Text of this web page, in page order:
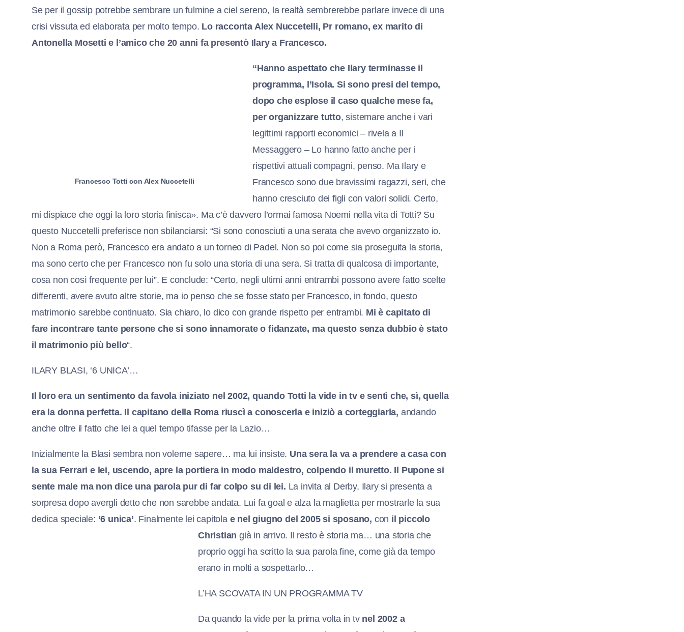
Se per il gossip potrebbe sembrare un fulmine a ciel sereno, la realtà sembrerebbe parlare invece di una
crisi vissuta ed elaborata per molto tempo. Lo racconta Alex Nuccetelli, Pr romano, ex marito di
Antonella Mosetti e l’amico che 20 anni fa presentò Ilary a Francesco.
Francesco Totti con Alex Nuccetelli
“Hanno aspettato che Ilary terminasse il
programma, l’Isola. Si sono presi del tempo,
dopo che esplose il caso qualche mese fa,
per organizzare tutto, sistemare anche i vari
legittimi rapporti economici – rivela a Il
Messaggero – Lo hanno fatto anche per i
rispettivi attuali compagni, penso. Ma Ilary e
Francesco sono due bravissimi ragazzi, seri, che
hanno cresciuto dei figli con valori solidi. Certo,
mi dispiace che oggi la loro storia finisca». Ma c’è davvero l’ormai famosa Noemi nella vita di Totti? Su
questo Nuccetelli preferisce non sbilanciarsi: “Si sono conosciuti a una serata che avevo organizzato io.
Non a Roma però, Francesco era andato a un torneo di Padel. Non so poi come sia proseguita la storia,
ma sono certo che per Francesco non fu solo una storia di una sera. Si tratta di qualcosa di importante,
cosa non così frequente per lui”. E conclude: “Certo, negli ultimi anni entrambi possono avere fatto scelte
differenti, avere avuto altre storie, ma io penso che se fosse stato per Francesco, in fondo, questo
matrimonio sarebbe continuato. Sia chiaro, lo dico con grande rispetto per entrambi. Mi è capitato di
fare incontrare tante persone che si sono innamorate o fidanzate, ma questo senza dubbio è stato
il matrimonio più bello“.
ILARY BLASI, ‘6 UNICA’…
Il loro era un sentimento da favola iniziato nel 2002, quando Totti la vide in tv e sentì che, sì, quella
era la donna perfetta. Il capitano della Roma riuscì a conoscerla e iniziò a corteggiarla, andando
anche oltre il fatto che lei a quel tempo tifasse per la Lazio…
Inizialmente la Blasi sembra non volerne sapere… ma lui insiste. Una sera la va a prendere acasa con
la sua Ferrari e lei, uscendo, apre la portiera in modo maldestro, colpendo il muretto. Il Pupone si
sente male ma non dice una parola pur di far colpo su di lei. La invita al Derby, Ilary si presenta a
sorpresa dopo avergli detto che non sarebbe andata. Lui fa goal e alza la maglietta per mostrarle la sua
dedica speciale: ‘6 unica’. Finalmente lei capitola e nel giugno del 2005 si sposano, con il piccolo
Christian già in arrivo. Il resto è storia ma… una storia che
proprio oggi ha scritto la sua parola fine, come già da tempo
erano in molti a sospettarlo…
L’HA SCOVATA IN UN PROGRAMMA TV
Da quando la vide per la prima volta in tv nel 2002 a